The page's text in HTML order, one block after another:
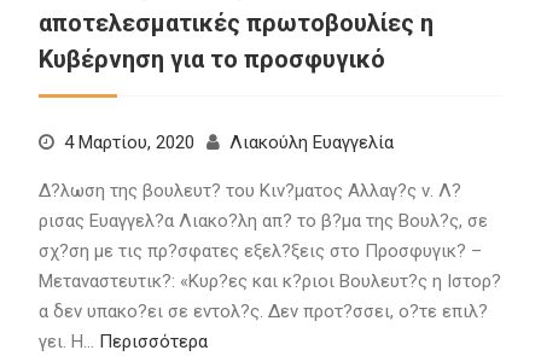
αποτελεσματικές πρωτοβουλίες η
Κυβέρνηση για το προσφυγικό
4 Μαρτίου, 2020 Λιακούλη Ευαγγελία
Δ?λωση της βουλευτ? του Κιν?ματος Αλλαγ?ς ν. Λ?
ρισας Ευαγγελ?α Λιακο?λη απ? το β?μα της Βουλ?ς, σε
σχ?ση με τις πρ?σφατες εξελ?ξεις στο Προσφυγικ? –
Μεταναστευτικ?: «Κυρ?ες και κ?ριοι Βουλευτ?ς η Ιστορ?
α δεν υπακο?ει σε εντολ?ς. Δεν προτ?σσει, ο?τε επιλ?
γει. Η… Περισσότερα